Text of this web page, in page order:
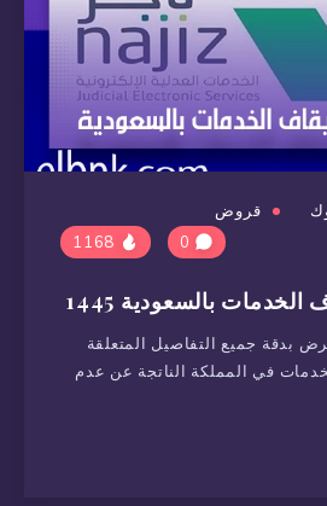
قروض
0
بالسعودية 1445
بدقة جميع التفاصيل المتعلقة
في المملكة الناتجة عن عدم